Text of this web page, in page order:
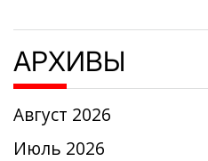
АРХИВЫ
Август 2026
Июль 2026